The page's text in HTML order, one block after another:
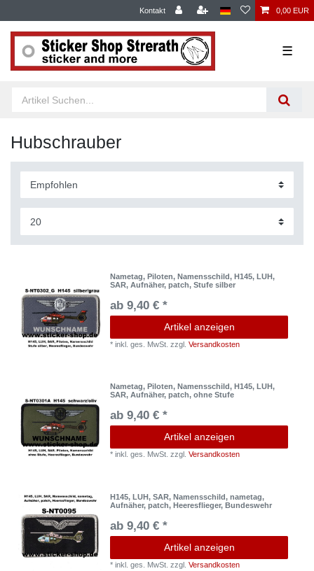
Kontakt 0,00 EUR
☰
Hubschrauber
Nametag, Piloten, Namensschild, H145, LUH,
SAR, Aufnäher, patch, Stufe silber
ab 9,40 € *
Artikel anzeigen
*inkl. ges. MwSt. zzgl.Versandkosten
Nametag, Piloten, Namensschild, H145, LUH,
SAR, Aufnäher, patch, ohne Stufe
ab 9,40 € *
Artikel anzeigen
*inkl. ges. MwSt. zzgl.Versandkosten
H145, LUH, SAR, Namensschild, nametag,
Aufnäher, patch, Heeresflieger, Bundeswehr
ab 9,40 € *
Artikel anzeigen
*inkl. ges. MwSt. zzgl.Versandkosten